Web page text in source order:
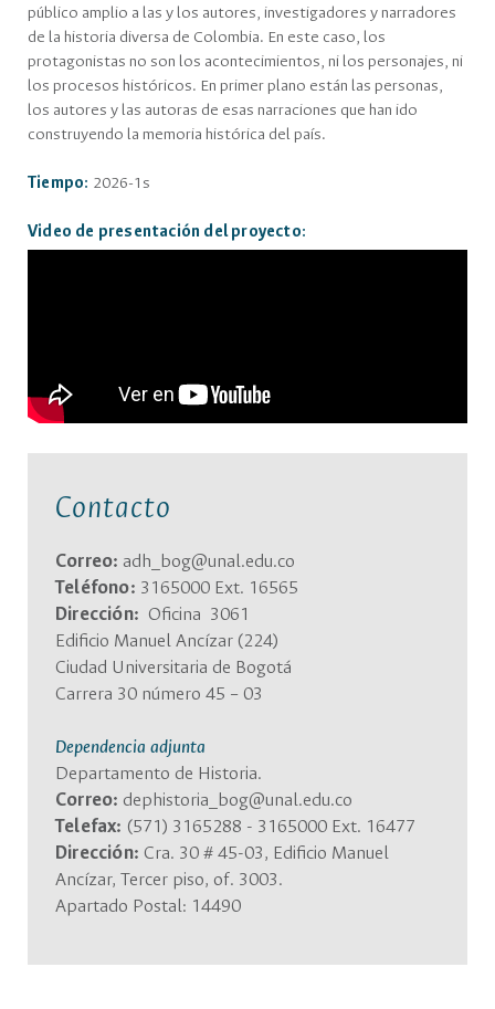
público amplio a las y los autores, investigadores y narradores
de la historia diversa de Colombia. En este caso, los
protagonistas no son los acontecimientos, ni los personajes, ni
los procesos históricos. En primer plano están las personas,
los autores y las autoras de esas narraciones que han ido
construyendo la memoria histórica del país.
Tiempo: 2026-1s
Video de presentación del proyecto:
Contacto
Correo: adh_bog@unal.edu.co
Teléfono: 3165000 Ext. 16565
Dirección: Oficina 3061
Edificio Manuel Ancízar (224)
Ciudad Universitaria de Bogotá
Carrera 30 número 45 – 03
Dependencia adjunta
Departamento de Historia.
Correo: dephistoria_bog@unal.edu.co
Telefax: (571) 3165288 - 3165000 Ext. 16477
Dirección: Cra. 30 # 45-03, Edificio Manuel
Ancízar, Tercer piso, of. 3003.
Apartado Postal: 14490